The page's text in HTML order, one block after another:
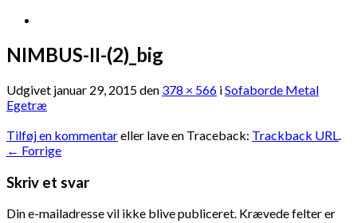
NIMBUS-II-(2)_big
Udgivet januar 29, 2015den 378 × 566 iSofaborde Metal
Egetræ
Tilføj en kommentareller lave en Traceback: Trackback URL.
← Forrige
Skriv et svar
Din e-mailadresse vil ikke blive publiceret. Krævede felter er